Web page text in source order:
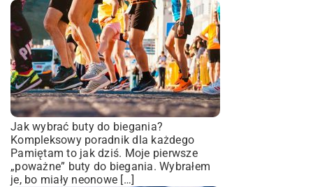
Jak wybrać buty do biegania?
Kompleksowy poradnik dla każdego
Pamiętam to jak dziś. Moje pierwsze
„poważne” buty do biegania. Wybrałem
je, bo miały neonowe […]